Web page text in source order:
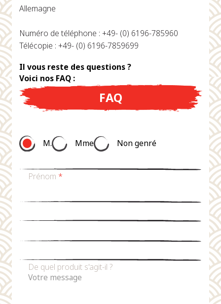
Allemagne
Numéro de téléphone : +49- (0) 6196-785960
Télécopie : +49- (0) 6196-7859699
Il vous reste des questions ?
Voici nos FAQ :
FAQ
M. Mme Non genré
Prénom *
De quel produit s'agit-il ?